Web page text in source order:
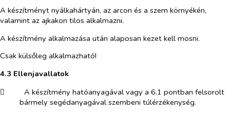
A készítményt nyálkahártyán, az arcon és a szem környékén,
valamint az ajkakon tilos alkalmazni.
A készítmény alkalmazása után alaposan kezet kell mosni.
Csak külsőleg alkalmazható!
4.3 Ellenjavallatok
​
A készítmény hatóanyagával vagy a 6.1 pontban felsorolt
bármely segédanyagával szembeni túlérzékenység.